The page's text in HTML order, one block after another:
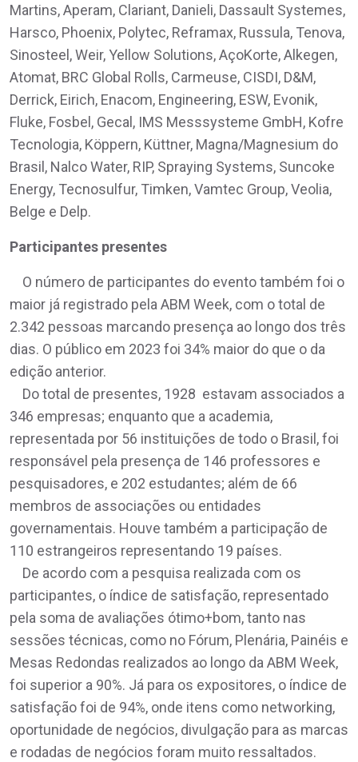
Martins, Aperam, Clariant, Danieli, Dassault Systemes,
Harsco, Phoenix, Polytec, Reframax, Russula, Tenova,
Sinosteel, Weir, Yellow Solutions, AçoKorte, Alkegen,
Atomat, BRC Global Rolls, Carmeuse, CISDI, D&M,
Derrick, Eirich, Enacom, Engineering, ESW, Evonik,
Fluke, Fosbel, Gecal, IMS Messsysteme GmbH, Kofre
Tecnologia, Köppern, Küttner, Magna/Magnesium do
Brasil, Nalco Water, RIP, Spraying Systems, Suncoke
Energy, Tecnosulfur, Timken, Vamtec Group, Veolia,
Belge e Delp.
Participantes presentes
O número de participantes do evento também foi o
maior já registrado pela ABM Week, com o total de
2.342 pessoas marcando presença ao longo dos três
dias. O público em 2023 foi 34% maior do que o da
edição anterior.
Do total de presentes, 1928 estavam associados a
346 empresas; enquanto que a academia,
representada por 56 instituições de todo o Brasil, foi
responsável pela presença de 146 professores e
pesquisadores, e 202 estudantes; além de 66
membros de associações ou entidades
governamentais. Houve também a participação de
110 estrangeiros representando 19 países.
De acordo com a pesquisa realizada com os
participantes, o índice de satisfação, representado
pela soma de avaliações ótimo+bom, tanto nas
sessões técnicas, como no Fórum, Plenária, Painéis e
Mesas Redondas realizados ao longo da ABM Week,
foi superior a 90%. Já para os expositores, o índice de
satisfação foi de 94%, onde itens como networking,
oportunidade de negócios, divulgação para as marcas
e rodadas de negócios foram muito ressaltados.